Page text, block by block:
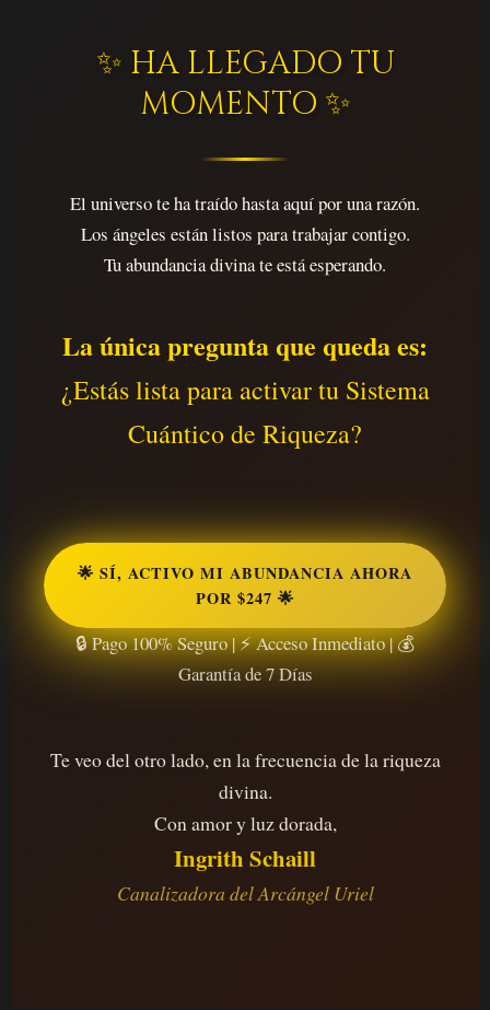
✨ HA LLEGADO TU
MOMENTO ✨
El universo te ha traído hasta aquí por una razón.
Los ángeles están listos para trabajar contigo.
Tu abundancia divina te está esperando.
La única pregunta que queda es:
¿Estás lista para activar tu Sistema
Cuántico de Riqueza?
🌟 SÍ, ACTIVO MI ABUNDANCIA AHORA
POR $247 🌟
🔒 Pago 100% Seguro | ⚡ Acceso Inmediato | 💰
Garantía de 7 Días
Te veo del otro lado, en la frecuencia de la riqueza
divina.
Con amor y luz dorada,
Ingrith Schaill
Canalizadora del Arcángel Uriel